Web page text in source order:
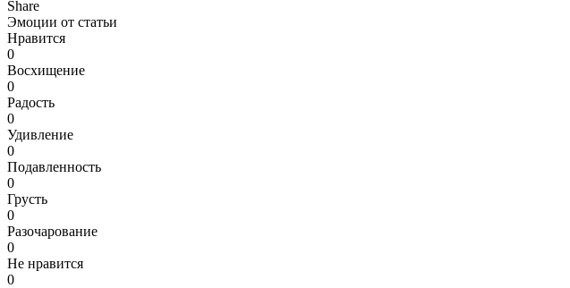
Share
Эмоции от статьи
Нравится
0
Восхищение
0
Радость
0
Удивление
0
Подавленность
0
Грусть
0
Разочарование
0
Не нравится
0